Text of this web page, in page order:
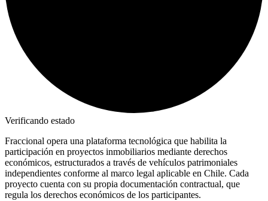
Verificando estado
Fraccional opera una plataforma tecnológica que habilita la
participación en proyectos inmobiliarios mediante derechos
económicos, estructurados a través de vehículos patrimoniales
independientes conforme al marco legal aplicable en Chile. Cada
proyecto cuenta con su propia documentación contractual, que
regula los derechos económicos de los participantes.